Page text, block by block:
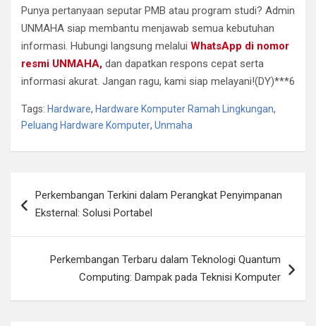
Punya pertanyaan seputar PMB atau program studi? Admin
UNMAHA siap membantu menjawab semua kebutuhan
informasi. Hubungi langsung melalui WhatsApp di nomor
resmi UNMAHA, dan dapatkan respons cepat serta
informasi akurat. Jangan ragu, kami siap melayani!(DY)***6
Tags: Hardware, Hardware Komputer Ramah Lingkungan,
Peluang Hardware Komputer, Unmaha
posPerkembangan Terkini dalam Perangkat Penyimpanan
Eksternal: Solusi Portabel
Perkembangan Terbaru dalam Teknologi Quantum
Computing: Dampak pada Teknisi Komputer